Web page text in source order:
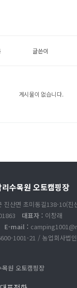
글쓴이
게시물이 없습니다.
수목원 오토캠핑장
진산면 초미동길138-10(진
대표자 : 이창래
E-mail :
1001-21 / 농업회사법
원 오토캠핑장